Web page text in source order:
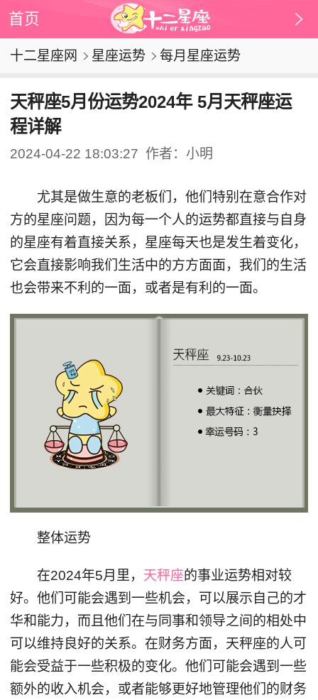
首页
十二星座网 星座运势 每月星座运势
天秤座5月份运势2024年 5月天秤座运
程详解
2024-04-22 18:03:27 作者：小明
尤其是做生意的老板们，他们特别在意合作对
方的星座问题，因为每一个人的运势都直接与自身
的星座有着直接关系，星座每天也是发生着变化，
它会直接影响我们生活中的方方面面，我们的生活
也会带来不利的一面，或者是有利的一面。
整体运势
在2024年5月里， 天秤座的事业运势相对较
好。他们可能会遇到一些机会，可以展示自己的才
华和能力，而且他们在与同事和领导之间的相处中
可以维持良好的关系。在财务方面，天秤座的人可
能会受益于一些积极的变化。他们可能会遇到一些
额外的收入机会，或者能够更好地管理他们的财务